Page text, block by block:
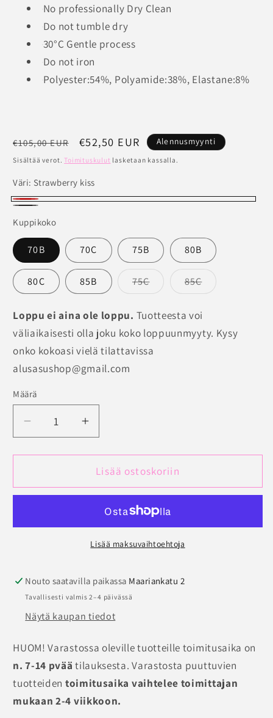
No professionally Dry Clean
Do not tumble dry
30°C Gentle process
Do not iron
Polyester:54%, Polyamide:38%, Elastane:8%
Normaalihinta
€105,00 EUR Alennushinta
€52,50 EUR Alennusmyynti
Sisältää verot.Toimituskulut lasketaan kassalla.
Väri: Strawberry kiss
Strawberry
kiss
Kuppikoko
70B 70C 75B 80B
80C 85B 75CVersio
on
tai
ei
saatavilla
85CVersio
on
tai
ei
saatavilla
Loppu ei aina ole loppu. Tuotteesta voi
väliaikaisesti olla joku koko loppuunmyyty. Kysy
onko kokoasi vielä tilattavissa
alusasushop@gmail.com
Määrä
Määrä
Vähennä
tuotteen
Kaarituellinen
up
Coely
Lisää
tuotteen
Kaarituellinen
Push
up
Coely
määrää
Lisää ostoskoriin
Lisää maksuvaihtoehtoja
Nouto saatavilla paikassa Maariankatu 2
Tavallisesti valmis 2–4 päivässä
Näytä kaupan tiedot
HUOM! Varastossa oleville tuotteille toimitusaika on
n. 7-14 pvää tilauksesta. Varastosta puuttuvien
tuotteiden toimitusaika vaihtelee toimittajan
mukaan 2-4 viikkoon.